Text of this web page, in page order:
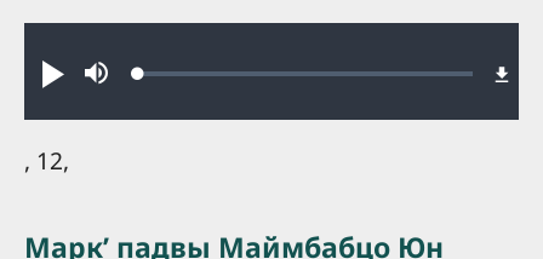
Play MuteLoaded:
, 12,
Маркʼ падвы Маймбабцо Юн